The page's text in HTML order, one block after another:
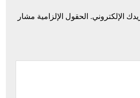
الإلكتروني. الحقول الإلزامية مشار